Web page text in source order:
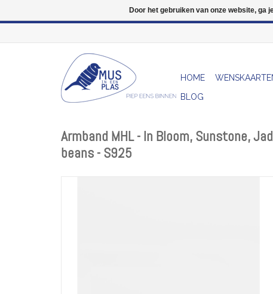
HOME
BLOG
Armband MHL - In Bloom, Sunstone,
beans - S925
Door het gebruiken van onze website, ga